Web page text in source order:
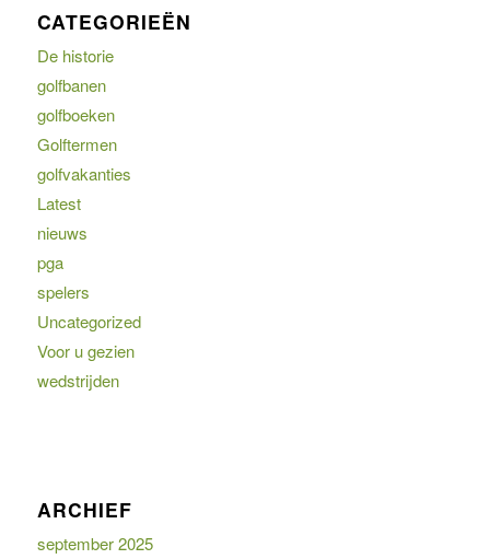
CATEGORIEËN
De historie
golfbanen
golfboeken
Golftermen
golfvakanties
Latest
nieuws
pga
spelers
Uncategorized
Voor u gezien
wedstrijden
ARCHIEF
september 2025